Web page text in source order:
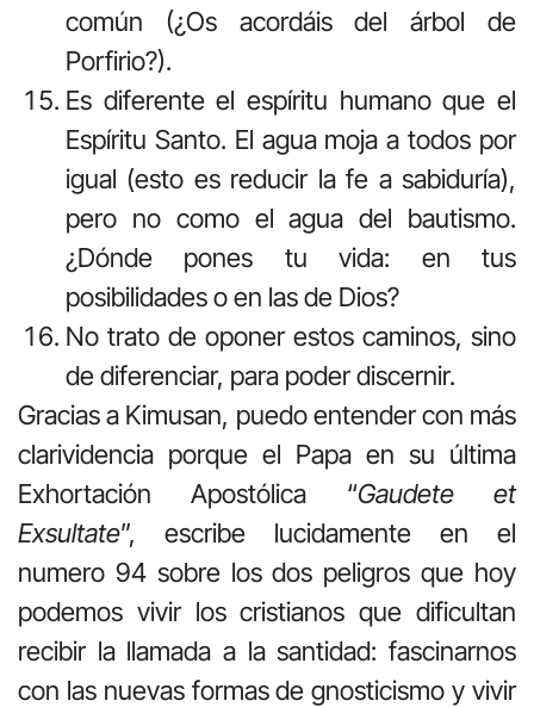
común (¿Os acordáis del árbol de
Porfirio?).
Es diferente el espíritu humano que el
Espíritu Santo. El agua moja a todos por
igual (esto es reducir la fe a sabiduría),
pero no como el agua del bautismo.
¿Dónde pones tu vida: en tus
posibilidades o en las de Dios?
No trato de oponer estos caminos, sino
de diferenciar, para poder discernir.
Gracias a Kimusan, puedo entender con más
clarividencia porque el Papa en su última
Exhortación Apostólica “Gaudete et
Exsultate”, escribe lucidamente en el
numero 94 sobre los dos peligros que hoy
podemos vivir los cristianos que dificultan
recibir la llamada a la santidad: fascinarnos
con las nuevas formas de gnosticismo y vivir